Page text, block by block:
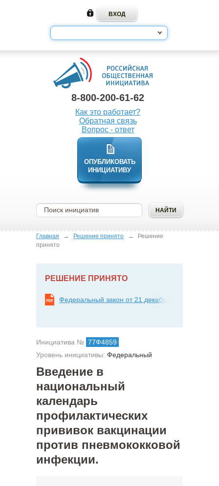
8-800-200-61-62
Как это работает?
Обратная связь
Вопрос - ответ
ОПУБЛИКОВАТЬ
ИНИЦИАТИВУ
Главная → Решение принято →
Решение
принято
РЕШЕНИЕ ПРИНЯТО
Федеральный закон от 21 декабря 2013 г. №
Инициатива № 77Ф4859
Уровень инициативы: Федеральный
Введение в
национальный
календарь
профилактических
прививок вакцинации
против пневмококковой
инфекции.